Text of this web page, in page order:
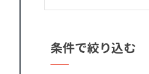
条件で絞り込む